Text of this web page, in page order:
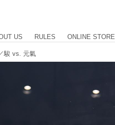
US RULES ONLINE STORE
駿 vs. 元氣